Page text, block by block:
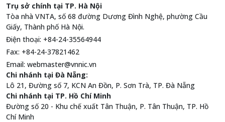
Trụ sở chính tại TP. Hà Nội
Tòa nhà VNTA, số 68 đường Dương Đình Nghệ, phường Cầu
Giấy, Thành phố Hà Nội.
Điện thoại: +84-24-35564944
Fax: +84-24-37821462
Email: webmaster@vnnic.vn
Chi nhánh tại Đà Nẵng:
Lô 21, Đường số 7, KCN An Đồn, P. Sơn Trà, TP. Đà Nẵng
Chi nhánh tại TP. Hồ Chí Minh
Đường số 20 - Khu chế xuất Tân Thuận, P. Tân Thuận, TP. Hồ
Chí Minh